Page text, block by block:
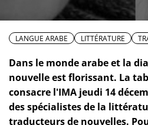
LANGUE ARABE LITTÉRATURE
Dans le monde arabe et la
nouvelle est florissant. La
consacre l'IMA jeudi 14
des spécialistes de la
traducteurs de nouvelles.